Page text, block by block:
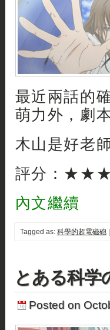
最近兩話的
萌力外，劇
木山是好老
評分：
內文繼續
Tagged as: 科學的超電磁砲｜
とある科学
Posted on